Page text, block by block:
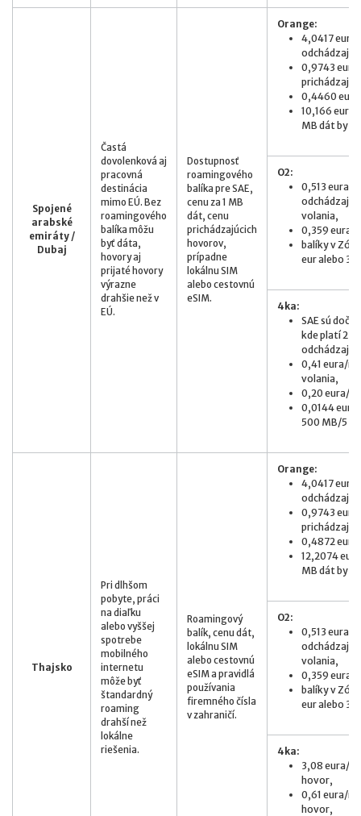
Spojené
arabské
emiráty /
Dubaj
Častá
dovolenková aj
pracovná
destinácia
mimo EÚ. Bez
roamingového
balíka môžu
byť dáta,
hovory aj
prijaté hovory
výrazne
drahšie než v
EÚ.
Dostupnosť
roamingového
balíka pre SAE,
cenu za 1 MB
dát, cenu
prichádzajúcich
hovorov,
prípadne
lokálnu SIM
alebo cestovnú
eSIM.
Orange:
4,0417 eur/
0,9743 eur/
0,4460 eur/
10,166 eur/
MB dát by
O2:
0,513 eura za
volania,
0,359 eura
balíky v
eur alebo 3
4ka:
SAE sú
kde platí
0,41 eura/
volania,
0,20 eura/
0,0144 eur/
500 MB/5
Thajsko
Pri dlhšom
pobyte, práci
na diaľku
alebo vyššej
spotrebe
mobilného
internetu
môže byť
štandardný
roaming
drahší než
lokálne
riešenia.
Roamingový
balík, cenu dát,
lokálnu SIM
alebo cestovnú
eSIM a pravidlá
používania
firemného čísla
v zahraničí.
Orange:
4,0417 eur/
0,9743 eur/
0,4872 eur/
12,2074
MB dát by
O2:
0,513 eura za
volania,
0,359 eura
balíky v
eur alebo 3
4ka:
3,08 eura/
hovor,
0,61 eura/
hovor,